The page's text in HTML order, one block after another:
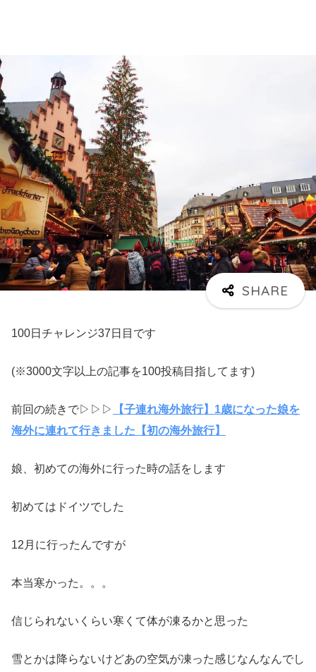
100日チャレンジ37日目です
(※3000文字以上の記事を100投稿目指してます)
前回の続きで▷▷▷
【子連れ海外旅行】1歳になった娘を
海外に連れて行きました【初の海外旅行】
娘、初めての海外に行った時の話をします
初めてはドイツでした
12月に行ったんですが
本当寒かった。。。
信じられないくらい寒くて体が凍るかと思った
雪とかは降らないけどあの空気が凍った感じなんなんでし